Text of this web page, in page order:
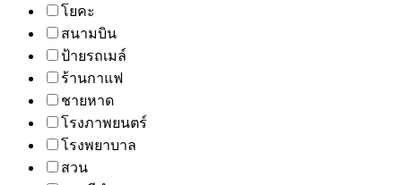
โยคะ
สนามบิน
ป้ายรถเมล์
ร้านกาแฟ
ชายหาด
โรงภาพยนตร์
โรงพยาบาล
สวน